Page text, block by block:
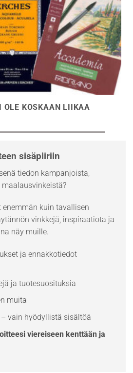
OLE KOSKAAN LIIKAA
sisäpiiriin
tiedon kampanjoista,
kuin tavallisen
vinkkejä, inspiraatiota ja
näy muille.
ja ennakkotiedot
ja tuotesuosituksia
muita
vain hyödyllistä sisältöä
viereiseen kenttään ja